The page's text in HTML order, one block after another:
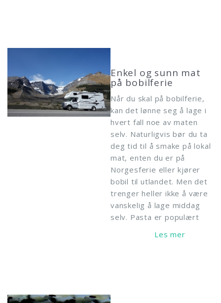
Enkel og sunn mat
på bobilferie
Når du skal på bobilferie,
kan det lønne seg å lage i
hvert fall noe av maten
selv. Naturligvis bør du ta
deg tid til å smake på lokal
mat, enten du er på
Norgesferie eller kjører
bobil til utlandet. Men det
trenger heller ikke å være
vanskelig å lage middag
selv. Pasta er populært